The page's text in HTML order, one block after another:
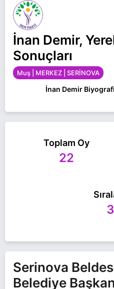
İnan Demir,
Sonuçları
Muş | MERKEZ | SERİNOVA
İnan Demir
başkan adayı
yerel seçimlerinde
daha fazla bilgi için
Toplam Oy
22
Serinova
Belediye